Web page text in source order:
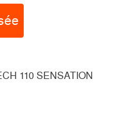
110 SENSATION